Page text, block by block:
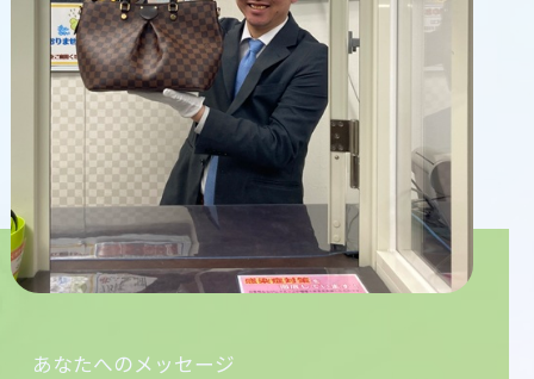
あなたへのメッセージ